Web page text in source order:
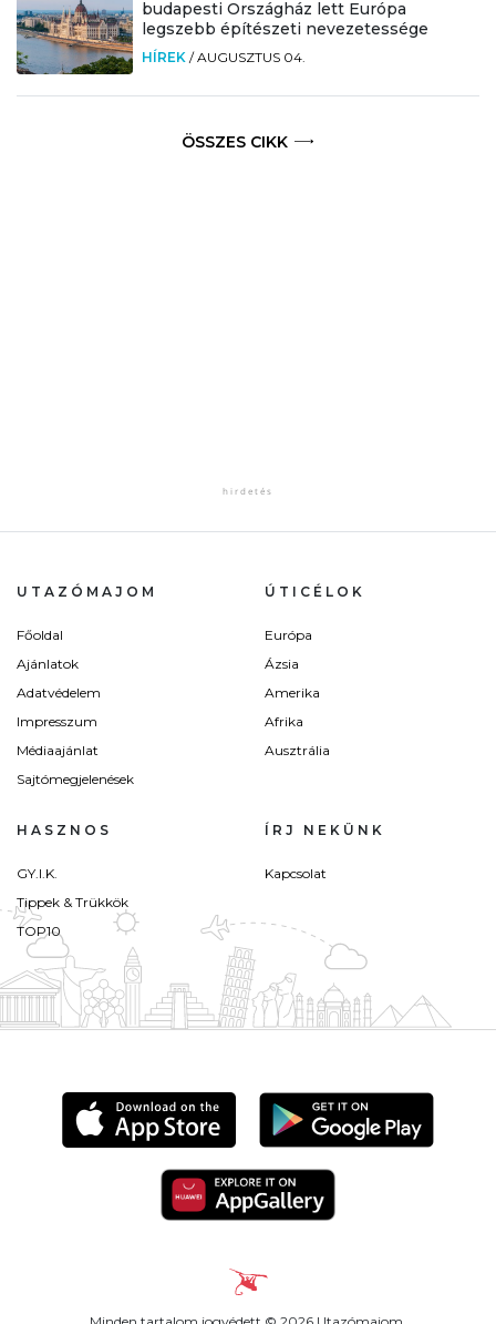
budapesti Országház lett Európa
legszebb építészeti nevezetessége
HÍREK /AUGUSZTUS 04.
ÖSSZES CIKK
UTAZÓMAJOM
Főoldal
Ajánlatok
Adatvédelem
Impresszum
Médiaajánlat
Sajtómegjelenések
ÚTICÉLOK
Európa
Ázsia
Amerika
Afrika
Ausztrália
HASZNOS
GY.I.K.
Tippek & Trükkök
TOP10
ÍRJ NEKÜNK
Kapcsolat